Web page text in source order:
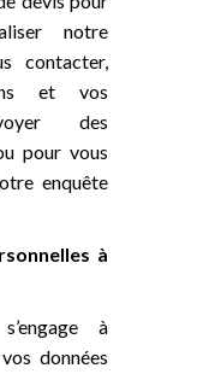
notre
contacter,
et vos
des
pour vous
enquête
à
à
données